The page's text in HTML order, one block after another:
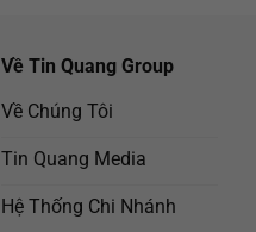
Về Tin Quang Group
Về Chúng Tôi
Tin Quang Media
Hệ Thống Chi Nhánh